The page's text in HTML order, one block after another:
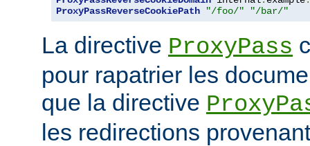
ProxyPassReverseCookiePath
"/foo/" "/bar/"
La directive ProxyPass
pour rapatrier les
que la directive
les redirections